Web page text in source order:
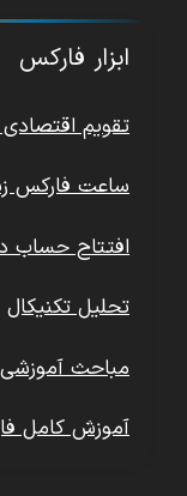
ابزار فارکس
تقویم
ساعت فارکس
افتتاح حساب
تحلیل تکنیکال
مباحث آموزشی
آموزش کامل